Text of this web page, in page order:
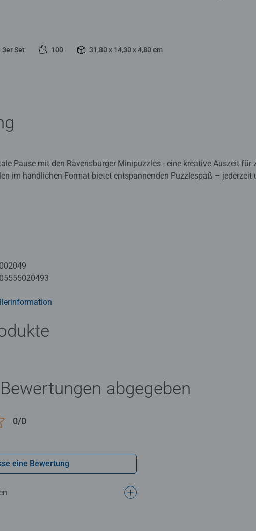
3er Set 100 31,80 x 14,30 x 4,80 cm
Pause mit den Ravensburger Minipuzzles - eine kreative Auszeit für
im handlichen Format bietet entspannenden Puzzlespaß – jederzeit
Mini-Format – für kreative Auszeiten zu Hause, im Büro oder
sind angenehm blendfrei. Das Highlight: Mit der beiliegenden Mini-
– ob auf dem Schreibtisch, im Regal oder als kleines Geschenk.
abgegeben
0/0
eine Bewertung